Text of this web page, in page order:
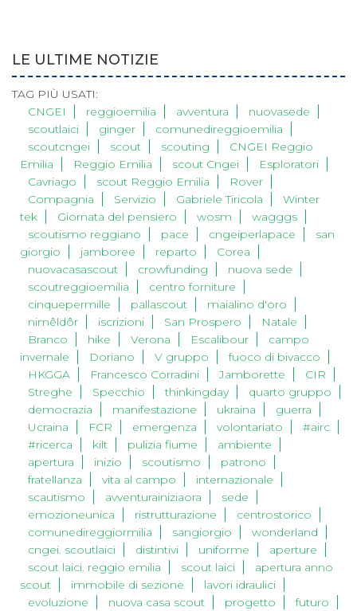
LE ULTIME NOTIZIE
TAG PIÙ USATI:
CNGEI
reggioemilia avventura
nuovasede
scoutlaici
ginger
comunedireggioemilia
scoutcngei
scout scouting
CNGEI Reggio
Emilia
Reggio Emilia scout Cngei
Esploratori
Cavriago
scout Reggio Emilia
Rover
Compagnia
Servizio Gabriele Tiricola
Winter
tek
Giornata del pensiero wosm
wagggs
scoutismo reggiano
pace cngeiperlapace
san
giorgio
jamboree reparto
Corea
nuovacasascout
crowfunding
nuova sede
scoutreggioemilia
centro forniture
cinquepermille
pallascout
maialino d'oro
nimêldôr
iscrizioni San Prospero
Natale
Branco
hike Verona Escalibour
campo
invernale
Doriano V gruppo
fuoco di bivacco
HKGGA
Francesco Corradini Jamborette
CIR
Streghe
Specchio thinkingday
quarto gruppo
democrazia
manifestazione ukraina
guerra
Ucraina
FCR emergenza volontariato
#airc
#ricerca
kilt pulizia fiume
ambiente
apertura
inizio scoutismo
patrono
fratellanza
vita al campo
internazionale
scautismo
avventurainiziaora
sede
emozioneunica
ristrutturazione
centrostorico
comunedireggiormilia
sangiorgio
wonderland
cngei. scoutlaici
distintivi uniforme
aperture
scout laici. reggio emilia
scout laici
apertura anno
scout
immobile di sezione
lavori idraulici
evoluzione
nuova casa scout progetto
futuro